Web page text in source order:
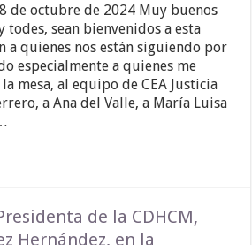
de octubre de 2024 Muy buenos
todes, sean bienvenidos a esta
a quienes nos están siguiendo por
especialmente a quienes me
mesa, al equipo de CEA Justicia
a Ana del Valle, a María Luisa
de la CDHCM,
Hernández, en la